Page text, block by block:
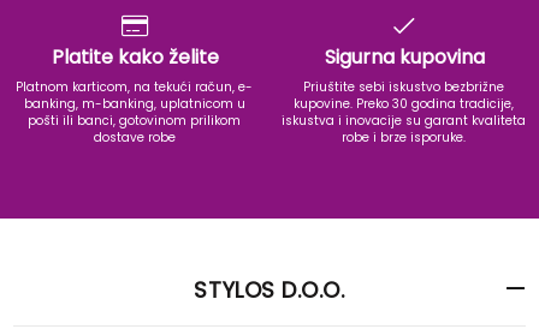
Platite kako želite
Platnom karticom, na tekući račun, e-
banking, m-banking, uplatnicom u
pošti ili banci, gotovinom prilikom
dostave robe
Sigurna kupovina
Priuštite sebi iskustvo bezbrižne
kupovine. Preko 30 godina tradicije,
iskustva i inovacije su garant kvaliteta
robe i brze isporuke.
STYLOS D.O.O.